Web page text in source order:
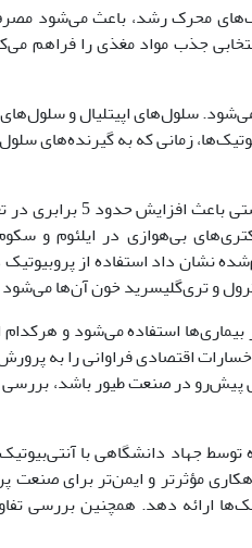
محرک رشد، باعث می‌شود
جذب مواد مغذی را فراهم
سلول‌های اپیتلیال و
نشان داد استفاده از
و تری‌گلیسرید خون آن‌ها
استفاده می‌شود و هر‌کدام
اقتصادی فراوانی را به
در صنعت طیور باشد، بررسی
جهاد دانشگاهی با
مؤثرتر و ایمن‌تر برای
ارائه دهد. همچنین بررسی